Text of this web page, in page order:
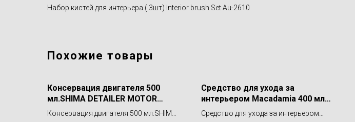
Набор кистей для интерьера ( 3шт) Interior brush Set Au-2610
Похожие товары
Консервация двигателя 500
мл.SHIMA DETAILER MOTOR
SHINE
Консервация двигателя 500 мл.SHIMA
Средство для ухода за
интерьером Macadamia 400 мл
Shine Systems BL InteriorDetailer
Средство для ухода за интерьером